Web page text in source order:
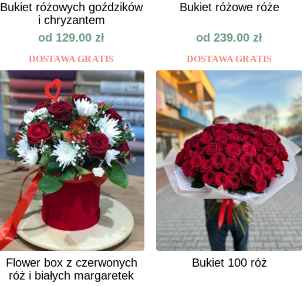
Bukiet różowych goździków
i chryzantem
od 129.00 zł
DOSTAWA GRATIS
Bukiet różowe róże
od 239.00 zł
DOSTAWA GRATIS
Flower box z czerwonych
róż i białych margaretek
Bukiet 100 róż